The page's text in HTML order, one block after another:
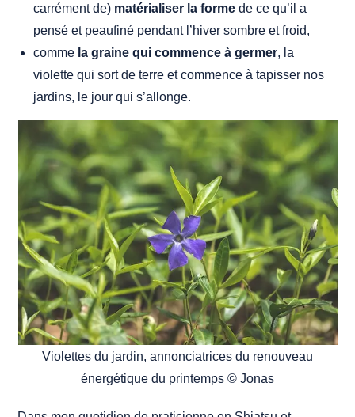
carrément de) matérialiser la forme de ce qu’il a
pensé et peaufiné pendant l’hiver sombre et froid,
comme la graine qui commence à germer, la
violette qui sort de terre et commence à tapisser nos
jardins, le jour qui s’allonge.
Violettes du jardin, annonciatrices du renouveau
énergétique du printemps © Jonas